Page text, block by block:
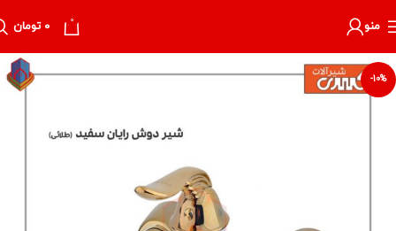
منو 0 ۰ تومان
-10%